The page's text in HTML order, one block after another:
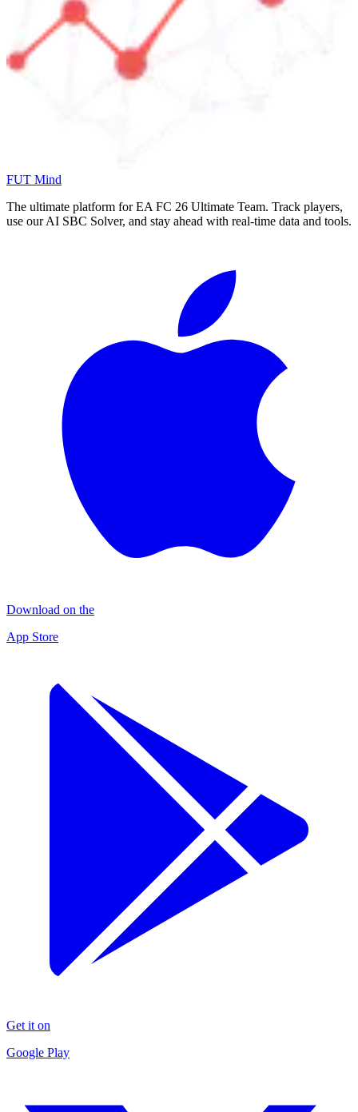
FUT Mind
The ultimate platform for EA FC 26 Ultimate Team. Track players,
use our AI SBC Solver, and stay ahead with real-time data and tools.
Download on the
App Store
Get it on
Google Play